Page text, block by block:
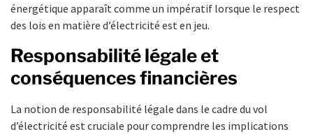
énergétique apparaît comme un impératif lorsque le respect
des lois en matière d’électricité est en jeu.
Responsabilité légale et
conséquences financières
La notion de responsabilité légale dans le cadre du vol
d’électricité est cruciale pour comprendre les implications